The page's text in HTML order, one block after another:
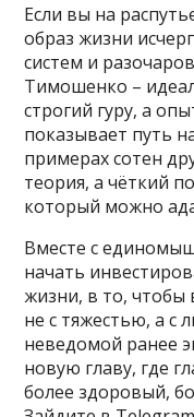
Если вы на
образ жизни
систем и
Тимошенко –
строгий гуру, а
показывает путь
примерах сотен
теория, а чёткий
который можно
Вместе с
начать
жизни, в то,
не с тяжестью, а с
неведомой ранее
новую главу, где
более здоровый,